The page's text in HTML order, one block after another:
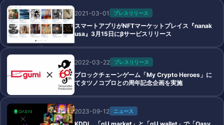
2021-03-01 プレスリリース
スマートアプリがNFTマーケットプレイス『nanak
usa』3月15日にβサービスリリース
2022-03-22 プレスリリース
ブロックチェーンゲーム「My Crypto Heroes」に
てタツノコプロとの周年記念企画を実施
2023-09-12 ニュース